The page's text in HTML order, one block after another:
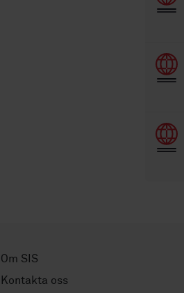
Om SIS
Kontakta oss